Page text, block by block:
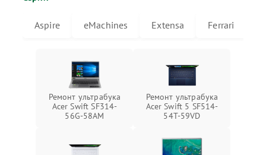
Aspire eMachines Extensa Ferrari
Ремонт ультрабука
Acer Swift SF314-
56G-58AM
Ремонт ультрабука
Acer Swift 5 SF514-
54T-59VD